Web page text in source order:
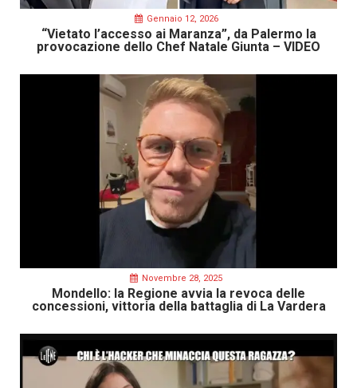
Gennaio 12, 2026
“Vietato l’accesso ai Maranza”, da Palermo la
provocazione dello Chef Natale Giunta – VIDEO
Novembre 28, 2025
Mondello: la Regione avvia la revoca delle
concessioni, vittoria della battaglia di La Vardera